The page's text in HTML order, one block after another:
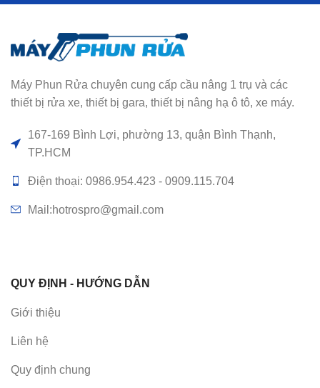
Máy Phun Rửa chuyên cung cấp cầu nâng 1 trụ và các
thiết bị rửa xe, thiết bị gara, thiết bị nâng hạ ô tô, xe máy.
167-169 Bình Lợi, phường 13, quận Bình Thạnh,
TP.HCM
Điện thoại: 0986.954.423 - 0909.115.704
Mail:hotrospro@gmail.com
QUY ĐỊNH - HƯỚNG DẪN
Giới thiệu
Liên hệ
Quy định chung